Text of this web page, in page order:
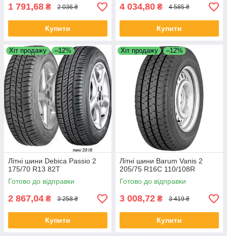
1 791,68 ₴ 2 036 ₴
Купити
4 034,80 ₴ 4 585 ₴
Купити
Хіт продажу –12%
Літні шини Debica Passio 2
175/70 R13 82T
Готово до відправки
2 867,04 ₴ 3 258 ₴
Купити
Хіт продажу –12%
Літні шини Barum Vanis 2
205/75 R16C 110/108R
Готово до відправки
3 008,72 ₴ 3 419 ₴
Купити